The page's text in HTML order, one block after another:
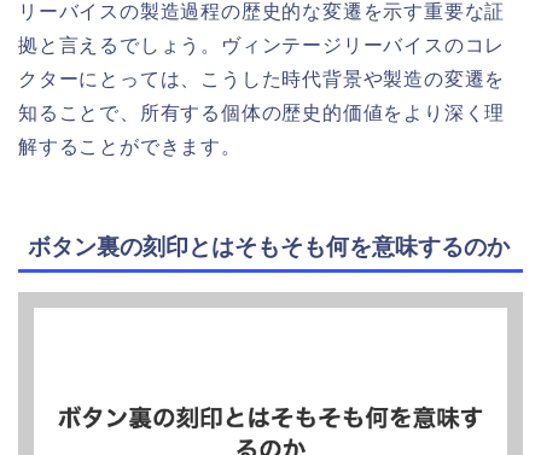
リーバイスの製造過程の歴史的な変遷を示す重要な証
拠と言えるでしょう。ヴィンテージリーバイスのコレ
クターにとっては、こうした時代背景や製造の変遷を
知ることで、所有する個体の歴史的価値をより深く理
解することができます。
ボタン裏の刻印とはそもそも何を意味するのか